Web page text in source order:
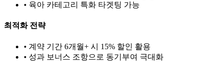
• 육아 카테고리 특화 타겟팅 가능
최적화 전략
• 계약 기간 6개월+ 시 15% 할인 활용
• 성과 보너스 조항으로 동기부여 극대화